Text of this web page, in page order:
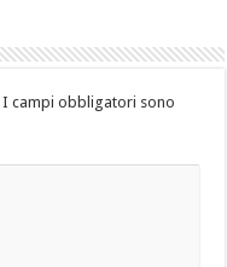
I campi obbligatori sono